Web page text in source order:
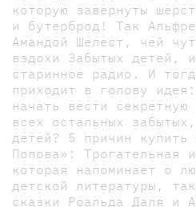
которую завернуты
и бутерброд! Так
Амандой Шелест, чей
вздохи Забытых детей,
старинное радио. И
приходит в голову
начать вести секретную
всех остальных
детей? 5 причин купить
Попова»: Трогательная
которая напоминает о
детской литературы,
сказки Роальда Даля и